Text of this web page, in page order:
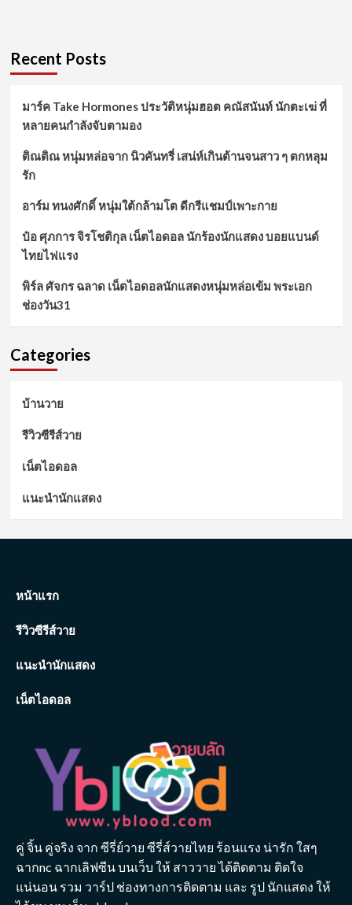
Recent Posts
มาร์ค Take Hormones ประวัติหนุ่มฮอต คณัสนันท์ นักตะเฆ่ ที่
หลายคนกำลังจับตามอง
ติณติณ หนุ่มหล่อจาก นิวคันทรี่ เสน่ห์เกินต้านจนสาว ๆ ตกหลุม
รัก
อาร์ม ทนงศักดิ์ หนุ่มใต้กล้ามโต ดีกรีแชมป์เพาะกาย
ป๋อ ศุภการ จิรโชติกุล เน็ตไอดอล นักร้องนักแสดง บอยแบนด์
ไทยไฟแรง
พิร์ล ศัจกร ฉลาด เน็ตไอดอลนักแสดงหนุ่มหล่อเข้ม พระเอก
ช่องวัน31
Categories
บ้านวาย
รีวิวซีรีส์วาย
เน็ตไอดอล
แนะนำนักแสดง
หน้าแรก
รีวิวซีรีส์วาย
แนะนำนักแสดง
เน็ตไอดอล
คู่ จิ้น คู่จริง จาก ซีรี่ย์วาย ซีรี่ส์วายไทย ร้อนแรง น่ารัก ใสๆ
ฉากnc ฉากเลิฟซีน บนเว็บ ให้ สาววาย ได้ติดตาม ติดใจ
แน่นอน รวม วาร์ป ช่องทางการติดตาม และ รูป นักแสดง ให้